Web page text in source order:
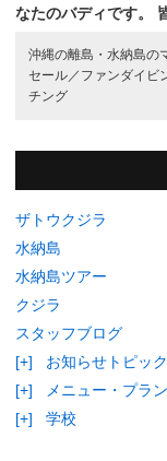
なたのバディです。
沖縄の離島・水納島の
セール／ ファンダイビ
チング
ザトウクジラ
水納島
水納島ツアー
クジラ
スタッフブログ
[+]
お知らせトピッ
[+]
メニュー・プラン
[+]
学校